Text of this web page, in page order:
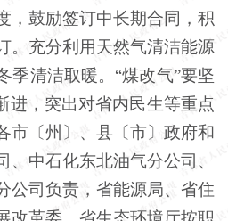
，鼓励签订中长期合同，积
。充分利用天然气清洁能源
季清洁取暖。“煤改气”要坚
进，突出对省内民生等重点
市〔州〕、县〔市〕政府和
、中石化东北油气分公司、
公司负责，省能源局、省住